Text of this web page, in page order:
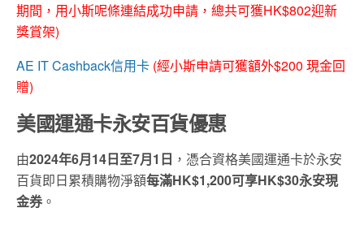
期間，用小斯呢條連結成功申請，總共可獲HK$802迎新
獎賞架)
AE IT Cashback信用卡 (經小斯申請可獲額外$200 現金回
贈)
美國運通卡永安百貨優惠
由2024年6月14日至7月1日 ，憑合資格美國運通卡於永安
百貨即日累積購物淨額每滿HK$1,200可享HK$30永安現
金券。